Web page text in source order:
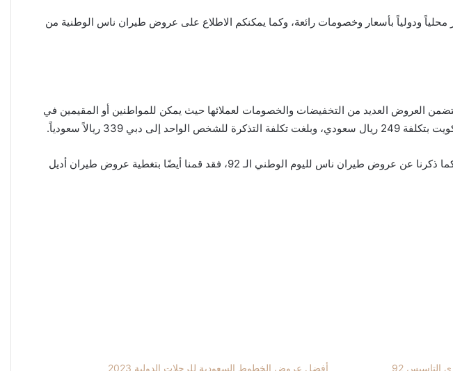
الوطني السعودي 1444 ليتمكن المواطنون من السفر محلياً ودولياً بأسعار وخصومات رائعة، وكما يمكنكم الاطلاع على عروض طيران ناس الوطنية من
الوطني الـ 92 للمملكة العربية السعودية حيث تتضمن العروض العديد من التخفيضات والخصومات لعملائها حيث يمكن للمواطنين أو المقيمين في
كما ذكرنا عن عروض طيران ناس لليوم الوطني الـ 92، فقد قمنا أيضًا بتغطية عروض طيران أديل
92
أفضل عروض الخطوط السعودية للرحلات الدولية 2023